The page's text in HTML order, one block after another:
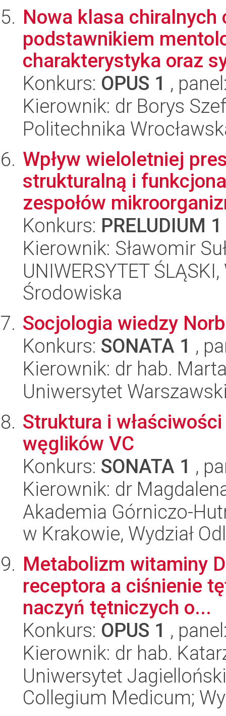
Nowa klasa chiralnych
podstawnikiem
charakterystyka oraz
Konkurs: OPUS 1 ,
Kierownik: dr Borys
Politechnika
Wpływ wieloletniej
strukturalną i
zespołów
Konkurs: PRELUDIUM 1
Kierownik: Sławomir
UNIWERSYTET
Środowiska
Socjologia wiedzy
Konkurs: SONATA 1 ,
Kierownik: dr hab.
Uniwersytet
Struktura i
węglików VC
Konkurs: SONATA 1 ,
Kierownik: dr
Akademia Górniczo-
w Krakowie, Wydział
Metabolizm witaminy
receptora a ciśnienie
naczyń tętniczych o...
Konkurs: OPUS 1 ,
Kierownik: dr hab.
Uniwersytet
Collegium Medicum;